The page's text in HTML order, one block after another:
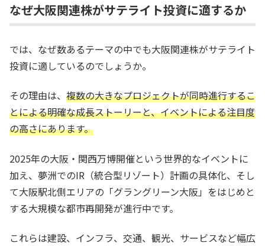
なぜ大阪関連株がサテライト投資に適するか
では、なぜ数あるテーマの中でも大阪関連株がサテライト
投資に適しているのでしょうか。
その理由は、 複数の大きなプロジェクトが同時進行するこ
とによる明確な成長ストーリーと、イベントによる注目度
の高さにあります。
2025年の大阪・関西万博開催という世界的なイベントに
加え、夢洲でのIR（統合型リゾート）計画の具体化、そし
て大阪駅北側エリアの「グラングリーン大阪」をはじめと
する大規模な都市再開発が進行中です。
これらは建設、インフラ、交通、観光、サービスなど幅広